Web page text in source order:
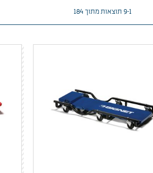
1–9 תוצאות מתוך 184